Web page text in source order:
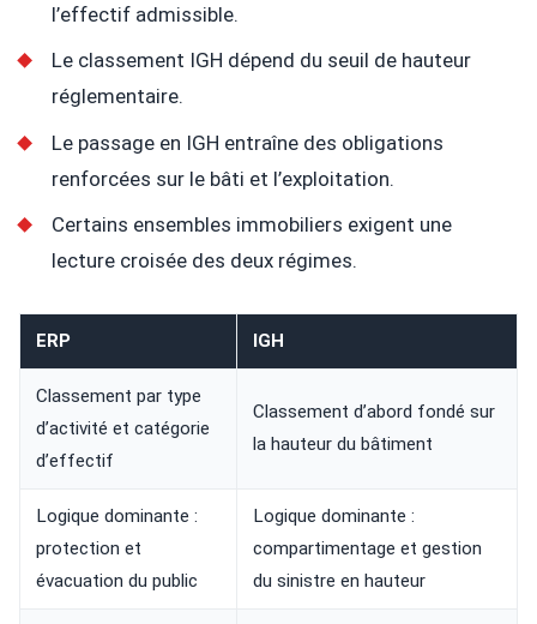
l’effectif admissible.
Le classement IGH dépend du seuil de hauteur
réglementaire.
Le passage en IGH entraîne des obligations
renforcées sur le bâti et l’exploitation.
Certains ensembles immobiliers exigent une
lecture croisée des deux régimes.
ERP IGH
Classement par type
d’activité et catégorie
d’effectif
Classement d’abord fondé sur
la hauteur du bâtiment
Logique dominante :
protection et
évacuation du public
Logique dominante :
compartimentage et gestion
du sinistre en hauteur